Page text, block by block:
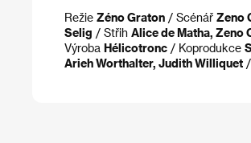
Režie Zéno Graton / Scénář Zeno
Selig / Střih Alice de Matha, Zeno
Výroba Hélicotronc / Koprodukce
Arieh Worthalter, Judith Williquet